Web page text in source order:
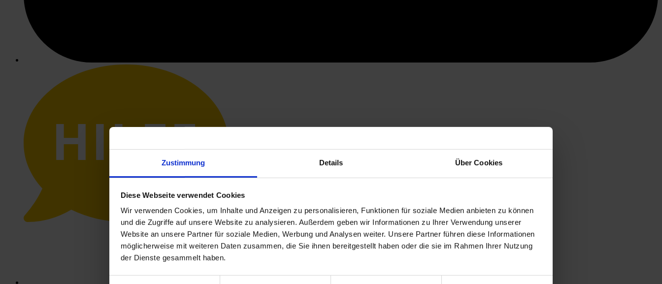
Zustimmung Details Über Cookies
Diese Webseite verwendet Cookies
Wir verwenden Cookies, um Inhalte und Anzeigen zu personalisieren, Funktionen für soziale Medien anbieten zu können
und die Zugriffe auf unsere Website zu analysieren. Außerdem geben wir Informationen zu Ihrer Verwendung unserer
Website an unsere Partner für soziale Medien, Werbung und Analysen weiter. Unsere Partner führen diese Informationen
möglicherweise mit weiteren Daten zusammen, die Sie ihnen bereitgestellt haben oder die sie im Rahmen Ihrer Nutzung
der Dienste gesammelt haben.
HILFE